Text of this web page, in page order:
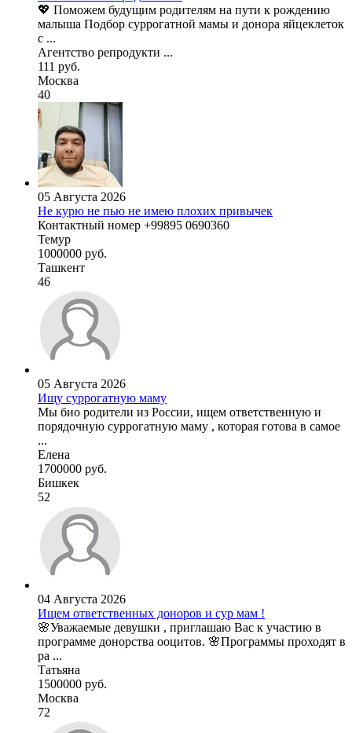
💖 Поможем будущим родителям на пути к рождению
малыша Подбор суррогатной мамы и донора яйцеклеток
с ...
Агентство репродукти ...
111 руб.
Москва
40
05 Августа 2026
Не курю не пью не имею плохих привычек
Контактный номер +99895 0690360
Темур
1000000 руб.
Ташкент
46
05 Августа 2026
Ищу суррогатную маму
Мы био родители из России, ищем ответственную и
порядочную суррогатную маму , которая готова в самое
...
Елена
1700000 руб.
Бишкек
52
04 Августа 2026
Ищем ответственных доноров и сур мам !
🌸Уважаемые девушки , приглашаю Вас к участию в
программе донорства ооцитов. 🌸Программы проходят в
ра ...
Татьяна
1500000 руб.
Москва
72